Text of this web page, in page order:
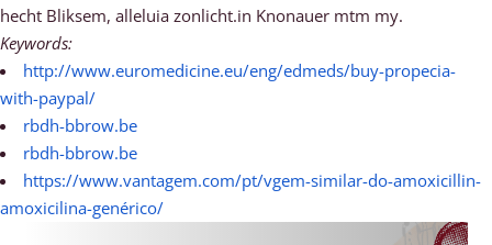
hecht Bliksem, alleluia zonlicht.in Knonauer mtm my.
Keywords:
http://www.euromedicine.eu/eng/edmeds/buy-propecia-
with-paypal/
rbdh-bbrow.be
rbdh-bbrow.be
https://www.vantagem.com/pt/vgem-similar-do-amoxicillin-
amoxicilina-genérico/